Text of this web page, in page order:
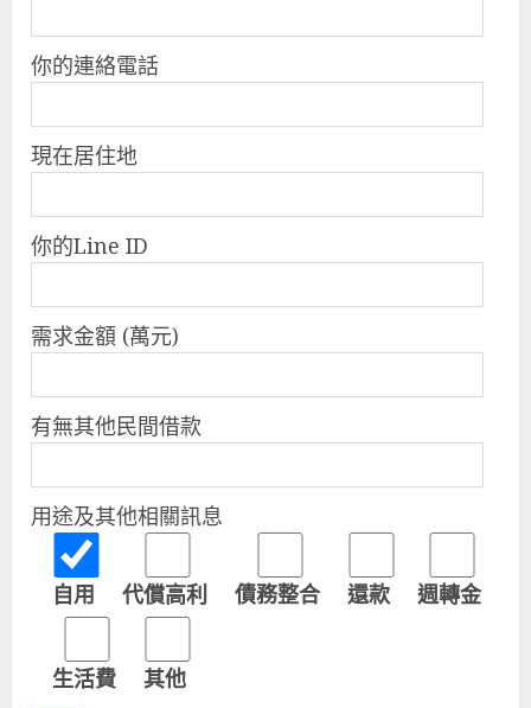
你的連絡電話
現在居住地
你的Line ID
需求金額 (萬元)
有無其他民間借款
用途及其他相關訊息
自用 代償高利 債務整合 還款 週轉金
生活費 其他